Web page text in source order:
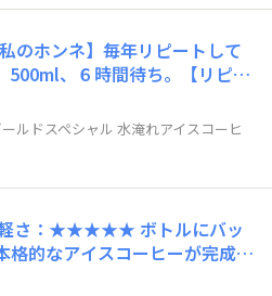
来る時は買うかもしれません！
の暑い日にお客さんがいらっし
ばれると思います！
ホンネ】毎年リピートして
500ml、６時間待ち。【リピー
め】だいたい朝イチでつくり
う少し冷やして、夕食後の片
んでいます。チーズを食べてか
ルドスペシャル 水淹れアイスコーヒ
軽さ：★★★★★ ボトルにバッ
格的なアイスコーヒーが完成す
し